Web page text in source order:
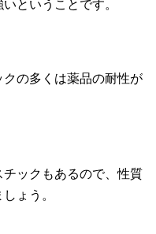
ということです。
の多くは薬品の耐性が
ックもあるので、性質
ょう。